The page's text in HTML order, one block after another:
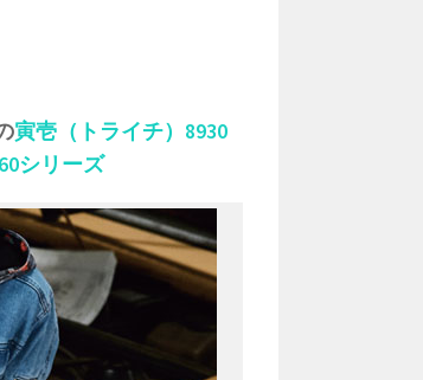
寅壱（トライチ）8930
シリーズ